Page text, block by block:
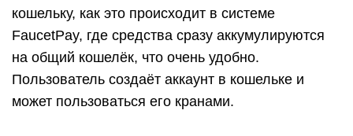
кошельку, как это происходит в системе
FaucetPay, где средства сразу аккумулируются
на общий кошелёк, что очень удобно.
Пользователь создаёт аккаунт в кошельке и
может пользоваться его кранами.